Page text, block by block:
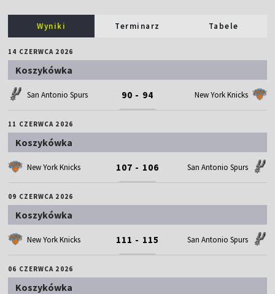
Wyniki Terminarz Tabele
14 CZERWCA 2026
Koszykówka
San Antonio Spurs 90 - 94 New York Knicks
11 CZERWCA 2026
Koszykówka
New York Knicks 107 - 106 San Antonio Spurs
09 CZERWCA 2026
Koszykówka
New York Knicks 111 - 115 San Antonio Spurs
06 CZERWCA 2026
Koszykówka